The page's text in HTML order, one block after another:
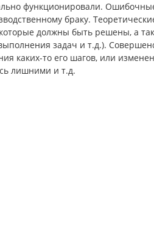
функционировали.
браку.
должны быть решены, а
задач и т.д.).
каких-то его шагов, или
лишними и т.д.